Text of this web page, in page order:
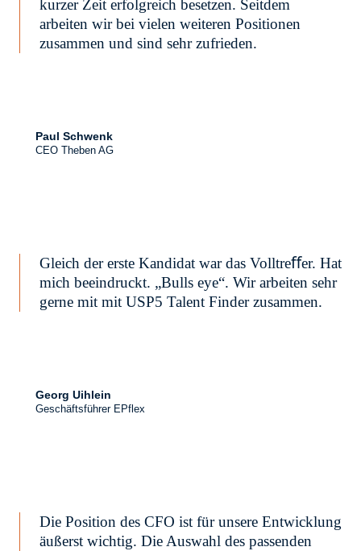
kurzer Zeit erfolgreich besetzen. Seitdem
arbeiten wir bei vielen weiteren Positionen
zusammen und sind sehr zufrieden.
Paul Schwenk
CEO Theben AG
Gleich der erste Kandidat war das Volltreﬀer. Hat
mich beeindruckt. „Bulls eye“. Wir arbeiten sehr
gerne mit mit USP5 Talent Finder zusammen.
Georg Uihlein
Geschäftsführer EPflex
Die Position des CFO ist für unsere Entwicklung
äußerst wichtig. Die Auswahl des passenden